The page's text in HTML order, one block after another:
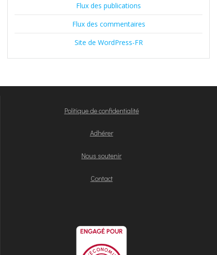
Flux des publications
Flux des commentaires
Site de WordPress-FR
Politique de confidentialité
Adhérer
Nous soutenir
Contact